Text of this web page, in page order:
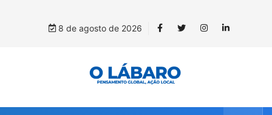
8 de agosto de 2026